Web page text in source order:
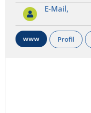
E-Mail,
www Profil